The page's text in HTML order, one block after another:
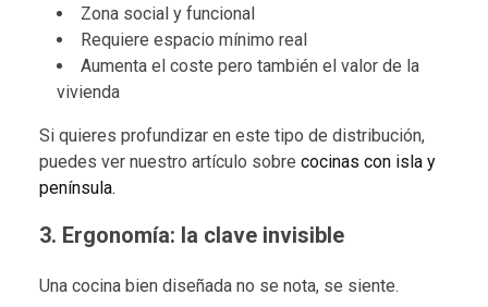
Zona social y funcional
Requiere espacio mínimo real
Aumenta el coste pero también el valor de la
vivienda
Si quieres profundizar en este tipo de distribución,
puedes ver nuestro artículo sobre cocinas con isla y
península.
3. Ergonomía: la clave invisible
Una cocina bien diseñada no se nota, se siente.